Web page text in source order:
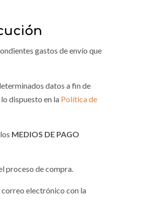
gastos de envío que
datos a fin de
dispuesto en la Política de
MEDIOS DE PAGO
proceso de compra.
correo electrónico con la